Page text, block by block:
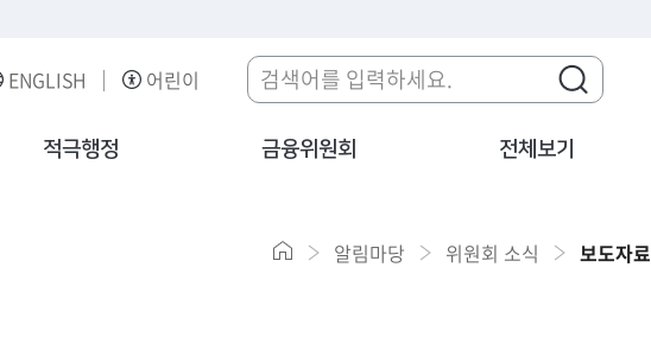
ENGLISH 어린이
적극행정 금융위원회 전체보기
알림마당 위원회 소식 보도자료